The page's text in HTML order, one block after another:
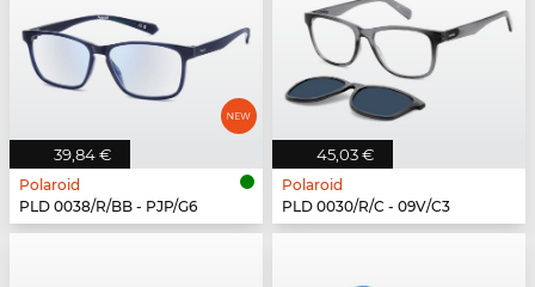
39,84 €
Polaroid
PLD 0038/R/BB - PJP/G6
45,03 €
Polaroid
PLD 0030/R/C - 09V/C3